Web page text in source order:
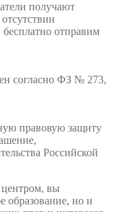
получают
отправим
согласно ФЗ № 273,
правовую защиту
Российской
вы
образование, но и